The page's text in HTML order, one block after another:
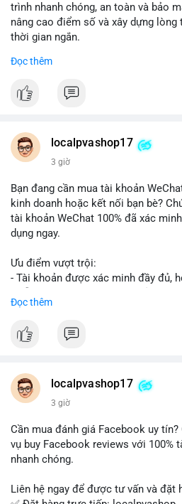
trình nhanh chóng, an toàn và bảo
nâng cao điểm số và xây dựng
thời gian ngắn.
Đặt hàng ngay hôm nay để nhận ưu
👉 Order tại: localpvashop
👉 Telegram: @localpvashop
👉 Email: localpvashop@gmail.com
Đừng bỏ lỡ cơ hội cải thiện danh
cách hiệu quả!
Đọc thêm
localpvashop17
3 giờ
Bạn đang cần mua tài khoản
kinh doanh hoặc kết nối bạn bè?
tài khoản WeChat 100% đã xác
dụng ngay.
Ưu điểm vượt trội:
- Tài khoản được xác minh đầy đủ,
- Giao dịch an toàn, bảo mật thông
Đặt hàng ngay hôm nay để nhận ưu
- WhatsApp: +1 (66
215-8938
- Telegram: @localpvashop
Đừng bỏ lỡ cơ hội sở hữu tài khoản
tốt. Liên hệ ngay!
Đọc thêm
localpvashop17
3 giờ
Cần mua đánh giá Facebook uy
vụ buy Facebook reviews với 100%
nhanh chóng.
Liên hệ ngay để được tư vấn và đặt